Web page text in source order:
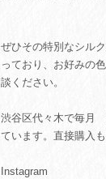
ぜひその特別なシル
っており、お好みの
談ください。
渋谷区代々木で毎月
ています。直接購入
Instagram